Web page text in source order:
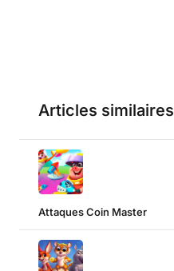
Articles similaires
Attaques Coin Master